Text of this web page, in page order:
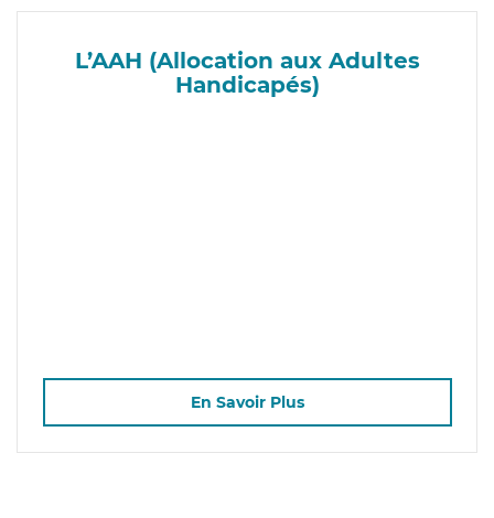
L’AAH (Allocation aux Adultes
Handicapés)
En Savoir Plus